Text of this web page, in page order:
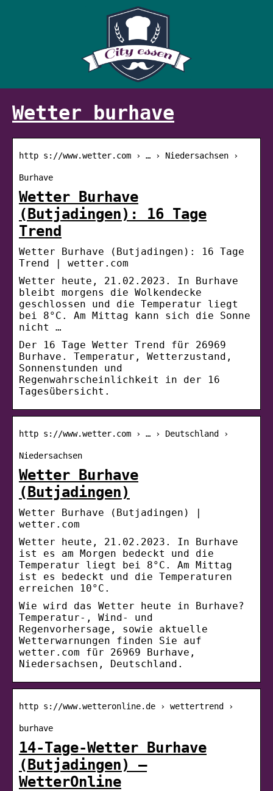
Wetter burhave
http s://www.wetter.com › … › Niedersachsen ›
Burhave
Wetter Burhave
(Butjadingen): 16 Tage
Trend
Wetter Burhave (Butjadingen): 16 Tage
Trend | wetter.com
Wetter heute, 21.02.2023. In Burhave
bleibt morgens die Wolkendecke
geschlossen und die Temperatur liegt
bei 8°C. Am Mittag kann sich die Sonne
nicht …
Der 16 Tage Wetter Trend für 26969
Burhave. Temperatur, Wetterzustand,
Sonnenstunden und
Regenwahrscheinlichkeit in der 16
Tagesübersicht.
http s://www.wetter.com › … › Deutschland ›
Niedersachsen
Wetter Burhave
(Butjadingen)
Wetter Burhave (Butjadingen) |
wetter.com
Wetter heute, 21.02.2023. In Burhave
ist es am Morgen bedeckt und die
Temperatur liegt bei 8°C. Am Mittag
ist es bedeckt und die Temperaturen
erreichen 10°C.
Wie wird das Wetter heute in Burhave?
Temperatur-, Wind- und
Regenvorhersage, sowie aktuelle
Wetterwarnungen finden Sie auf
wetter.com für 26969 Burhave,
Niedersachsen, Deutschland.
http s://www.wetteronline.de › wettertrend ›
burhave
14-Tage-Wetter Burhave
(Butjadingen) –
WetterOnline